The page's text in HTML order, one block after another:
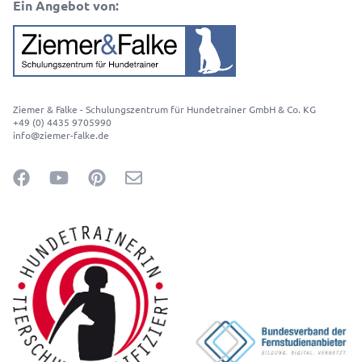
Ein Angebot von:
Ziemer & Falke - Schulungszentrum für Hundetrainer GmbH & Co. KG
+49 (0) 4435 9705990
info@ziemer-falke.de